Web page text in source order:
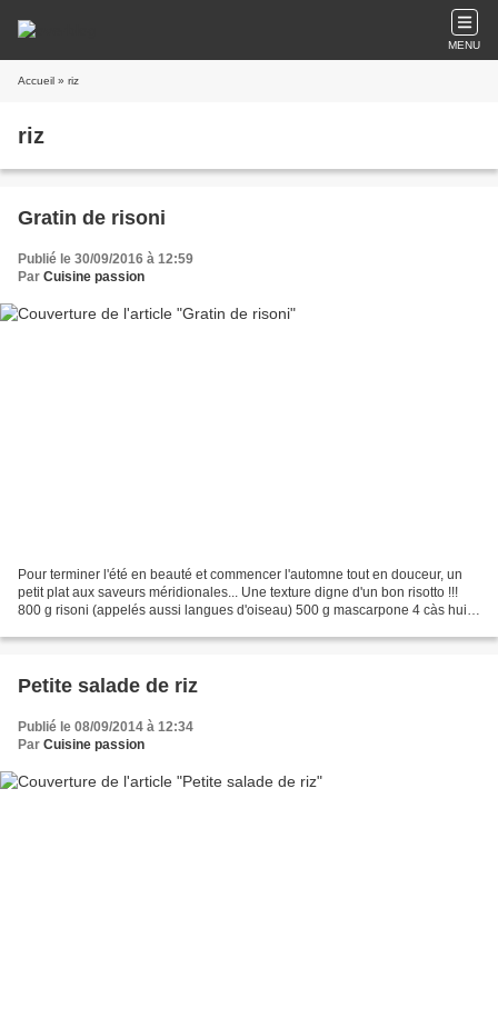
MENU
Accueil » riz
riz
Gratin de risoni
Publié le 30/09/2016 à 12:59
Par Cuisine passion
Pour terminer l'été en beauté et commencer l'automne tout en douceur, un
petit plat aux saveurs méridionales... Une texture digne d'un bon risotto !!!
800 g risoni (appelés aussi langues d'oiseau) 500 g mascarpone 4 càs huile
Petite salade de riz
Publié le 08/09/2014 à 12:34
Par Cuisine passion